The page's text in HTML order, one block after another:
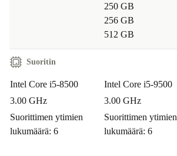
250 GB
256 GB
512 GB
Suoritin
Intel Core i5-8500
3.00 GHz
Suorittimen ytimien
lukumäärä: 6
Intel Core i5-9500
3.00 GHz
Suorittimen ytimien
lukumäärä: 6